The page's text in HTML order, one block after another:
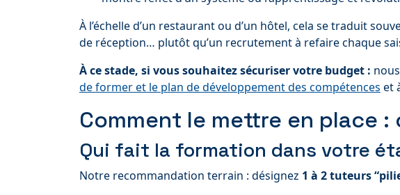
À l’échelle d’un restaurant ou d’un hôtel, cela se traduit
de réception… plutôt qu’un recrutement à refaire chaque
À ce stade, si vous souhaitez sécuriser votre budget :
de former et le plan de développement des compétences et
Comment le mettre en place
Qui fait la formation dans votre
Notre recommandation terrain : désignez 1 à 2 tuteurs